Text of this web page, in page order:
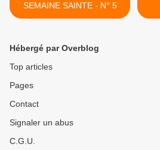
SEMAINE SAINTE - N° 5
Hébergé par Overblog
Top articles
Pages
Contact
Signaler un abus
C.G.U.